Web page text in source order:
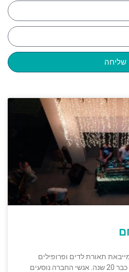
שליחה
תאורת לדים ופרופילים
לתאורה בסגנונות מיוחדים כבר 20 שנה. אנשי החברה נוסעים